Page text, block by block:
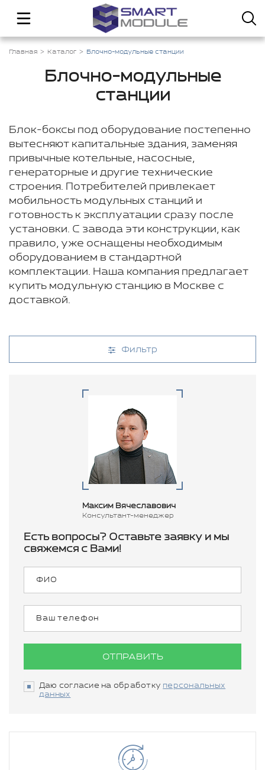
Главная Каталог Блочно-модульные станции
Блочно-модульные
станции
Блок-боксы под оборудование постепенно
вытесняют капитальные здания, заменяя
привычные котельные, насосные,
генераторные и другие технические
строения. Потребителей привлекает
мобильность модульных станций и
готовность к эксплуатации сразу после
установки. С завода эти конструкции, как
правило, уже оснащены необходимым
оборудованием в стандартной
комплектации. Наша компания предлагает
купить модульную станцию в Москве с
доставкой.
Фильтр
Максим Вячеславович
Консультант-менеджер
Есть вопросы? Оставьте заявку и мы
свяжемся с Вами!
ОТПРАВИТЬ
Даю согласие на обработку персональных
данных